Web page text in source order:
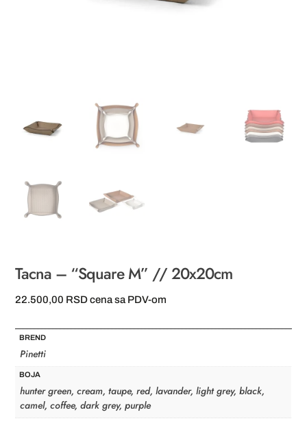
Tacna – “Square M” // 20x20cm
22.500,00 RSD cena sa PDV-om
BREND
Pinetti
BOJA
hunter green, cream, taupe, red, lavander, light grey, black,
camel, coffee, dark grey, purple